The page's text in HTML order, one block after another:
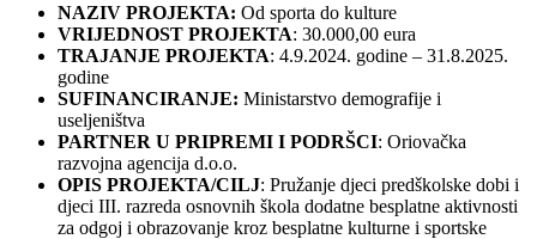
NAZIV PROJEKTA: Od sporta do kulture
VRIJEDNOST PROJEKTA: 30.000,00 eura
TRAJANJE PROJEKTA: 4.9.2024. godine – 31.8.2025.
godine
SUFINANCIRANJE: Ministarstvo demografije i
useljeništva
PARTNER U PRIPREMI I PODRŠCI: Oriovačka
razvojna agencija d.o.o.
OPIS PROJEKTA/CILJ: Pružanje djeci predškolske dobi i
djeci III. razreda osnovnih škola dodatne besplatne aktivnosti
za odgoj i obrazovanje kroz besplatne kulturne i sportske